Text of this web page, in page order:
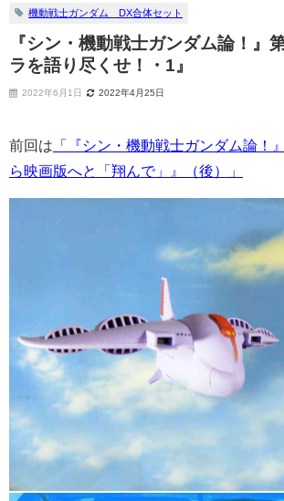
機動戦士ガンダム DX合体セット
『シン・機動戦士ガンダム論！』
ラを語り尽くせ！・1』
2022年6月1日 2022年4月25日
前回は 「『シン・機動戦士ガンダム論！
ら映画版へと「翔んで」』（後）」